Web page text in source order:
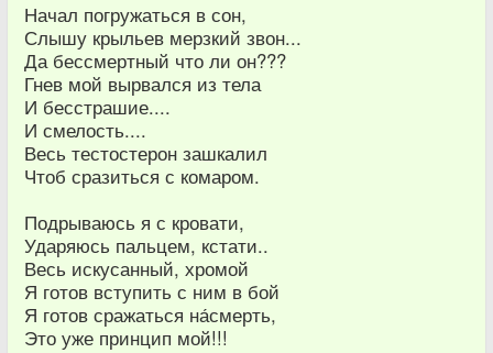
Начал погружаться в сон,
Слышу крыльев мерзкий звон...
Да бессмертный что ли он???
Гнев мой вырвался из тела
И бесстрашие....
И смелость....
Весь тестостерон зашкалил
Чтоб сразиться с комаром.
Подрываюсь я с кровати,
Ударяюсь пальцем, кстати..
Весь искусанный, хромой
Я готов вступить с ним в бой
Я готов сражаться на́смерть,
Это уже принцип мой!!!